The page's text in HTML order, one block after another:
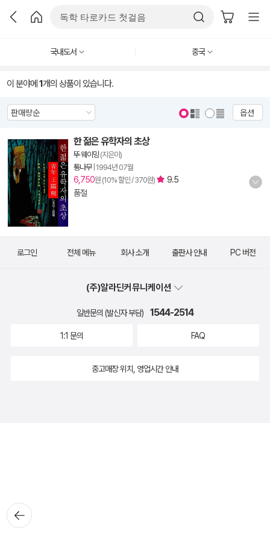
국내도서 중국
이 분야에 1개의 상품이 있습니다.
옵션
한 젊은 유학자의 초상
뚜 웨이밍 (지은이)
통나무| 1994년 07월
6,750원 (10% 할인 / 370원)
9.5
품절
뒤로가
기
로그인 전체 메뉴 회사 소개 출판사 안내 PC 버전
(주)알라딘커뮤니케이션
일반문의 (발신자 부담) 1544-2514
1:1 문의 FAQ
중고매장 위치, 영업시간 안내